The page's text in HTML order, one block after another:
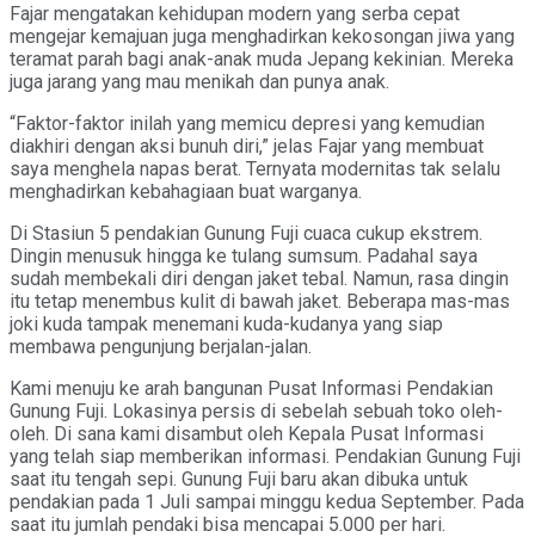
Fajar mengatakan kehidupan modern yang serba cepat
mengejar kemajuan juga menghadirkan kekosongan jiwa yang
teramat parah bagi anak-anak muda Jepang kekinian. Mereka
juga jarang yang mau menikah dan punya anak.
“Faktor-faktor inilah yang memicu depresi yang kemudian
diakhiri dengan aksi bunuh diri,” jelas Fajar yang membuat
saya menghela napas berat. Ternyata modernitas tak selalu
menghadirkan kebahagiaan buat warganya.
Di Stasiun 5 pendakian Gunung Fuji cuaca cukup ekstrem.
Dingin menusuk hingga ke tulang sumsum. Padahal saya
sudah membekali diri dengan jaket tebal. Namun, rasa dingin
itu tetap menembus kulit di bawah jaket. Beberapa mas-mas
joki kuda tampak menemani kuda-kudanya yang siap
membawa pengunjung berjalan-jalan.
Kami menuju ke arah bangunan Pusat Informasi Pendakian
Gunung Fuji. Lokasinya persis di sebelah sebuah toko oleh-
oleh. Di sana kami disambut oleh Kepala Pusat Informasi
yang telah siap memberikan informasi. Pendakian Gunung Fuji
saat itu tengah sepi. Gunung Fuji baru akan dibuka untuk
pendakian pada 1 Juli sampai minggu kedua September. Pada
saat itu jumlah pendaki bisa mencapai 5.000 per hari.